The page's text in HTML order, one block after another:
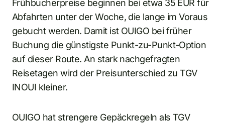
Frühbucherpreise beginnen bei etwa 35 EUR für
Abfahrten unter der Woche, die lange im Voraus
gebucht werden. Damit ist OUIGO bei früher
Buchung die günstigste Punkt-zu-Punkt-Option
auf dieser Route. An stark nachgefragten
Reisetagen wird der Preisunterschied zu TGV
INOUI kleiner.
OUIGO hat strengere Gepäckregeln als TGV